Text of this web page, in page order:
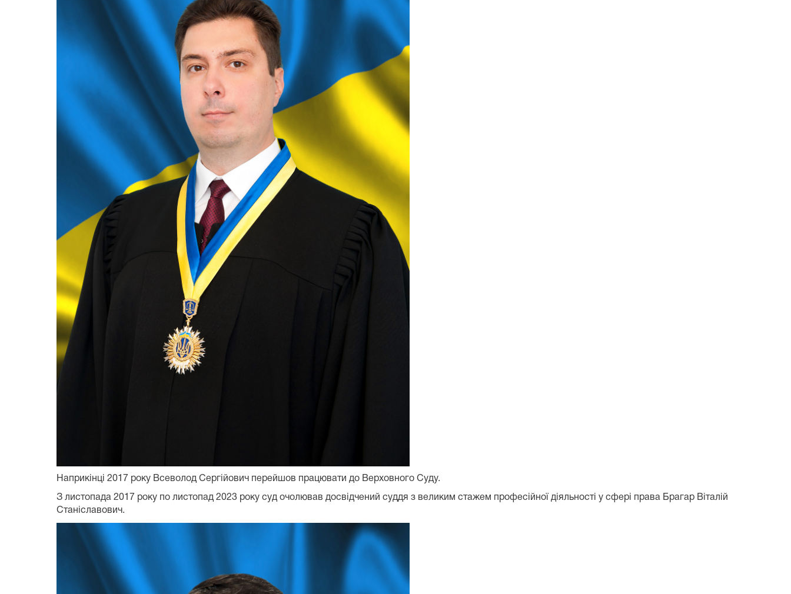
Наприкінці 2017 року Всеволод Сергійович перейшов працювати до Верховного Суду.
З листопада 2017 року по листопад 2023 року суд очолював досвідчений суддя з великим стажем професійної діяльності у сфері права Брагар Віталій
Станіславович.